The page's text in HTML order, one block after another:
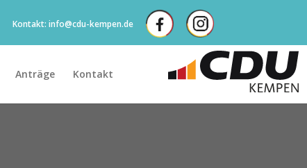
Kontakt: info@cdu-kempen.de
Anträge Kontakt